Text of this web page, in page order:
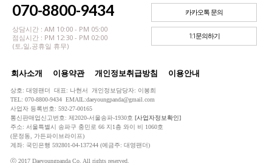
070-8800-9434
상담시간 : AM 10:00 - PM 05:00
점심시간 : PM 12:30 - PM 02:00
(토,일,공휴일 휴무)
카카오톡 문의
1:1문의하기
회사소개 이용약관 개인정보취급방침 이용안내
상호: 대영팬더 대표: 나현서 개인정보담당자: 이봉희
TEL: 070-8800-9434 EMAIL:daeyoungpanda@gmail.com
사업자 등록번호: 592-27-00165
통신판매업신고번호: 제2020-서울송파-1930호 [사업자정보확인]
주소: 서울특별시 송파구 충민로 66 지1층 와이 비 1060호
(문정동, 가든파이브라이프)
계좌: 국민은행 592801-04-137244 (예금주: 대영팬더)
ⓒ 2017 Daeyoungpanda Co. All rights reserved.